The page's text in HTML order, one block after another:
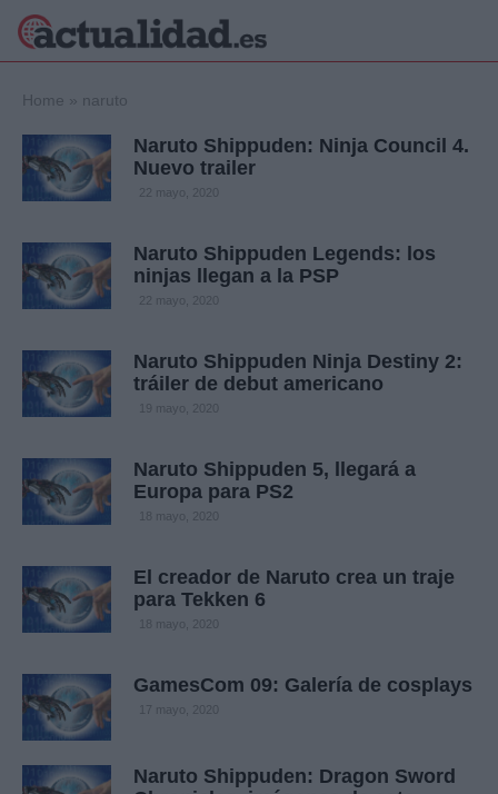
Política
Crónica
Economía
Internacional
Viajes
Deportes
Gente
Home » naruto
Naruto Shippuden: Ninja Council 4.
Nuevo trailer
22 mayo, 2020
Naruto Shippuden Legends: los
ninjas llegan a la PSP
22 mayo, 2020
Naruto Shippuden Ninja Destiny 2:
tráiler de debut americano
19 mayo, 2020
Naruto Shippuden 5, llegará a
Europa para PS2
18 mayo, 2020
El creador de Naruto crea un traje
para Tekken 6
18 mayo, 2020
GamesCom 09: Galería de cosplays
17 mayo, 2020
Naruto Shippuden: Dragon Sword